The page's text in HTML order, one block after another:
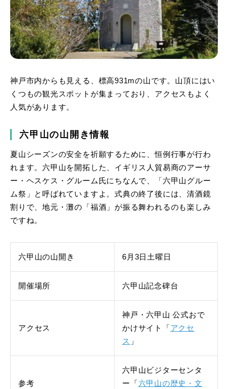
神戸市内からも見える、標高931mの山です。山頂にはい
くつもの観光スポットが集まっており、アクセスもよく
人気があります。
六甲山の山開き情報
夏山シーズンの安全を祈願するために、恒例行事が行わ
れます。六甲山を開拓した、イギリス人貿易商のアーサ
ー・ヘスケス・グルーム氏にちなんで、「六甲山グルー
ム祭」と呼ばれていますよ。式典の終了後には、清酒鏡
割りで、地元・灘の「福酒」が振る舞われるのも楽しみ
ですね。
六甲山の山開き 6月3日土曜日
開催場所 六甲山記念碑台
アクセス
神戸・六甲山 公式おで
かけサイト「 アクセ
ス 」
参考
六甲山ビジターセンタ
ー「 六甲山の歴史・文